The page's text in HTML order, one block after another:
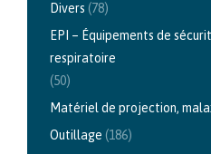
Divers (78)
EPI – Équipements de
respiratoire
(50)
Matériel de projection,
Outillage (186)